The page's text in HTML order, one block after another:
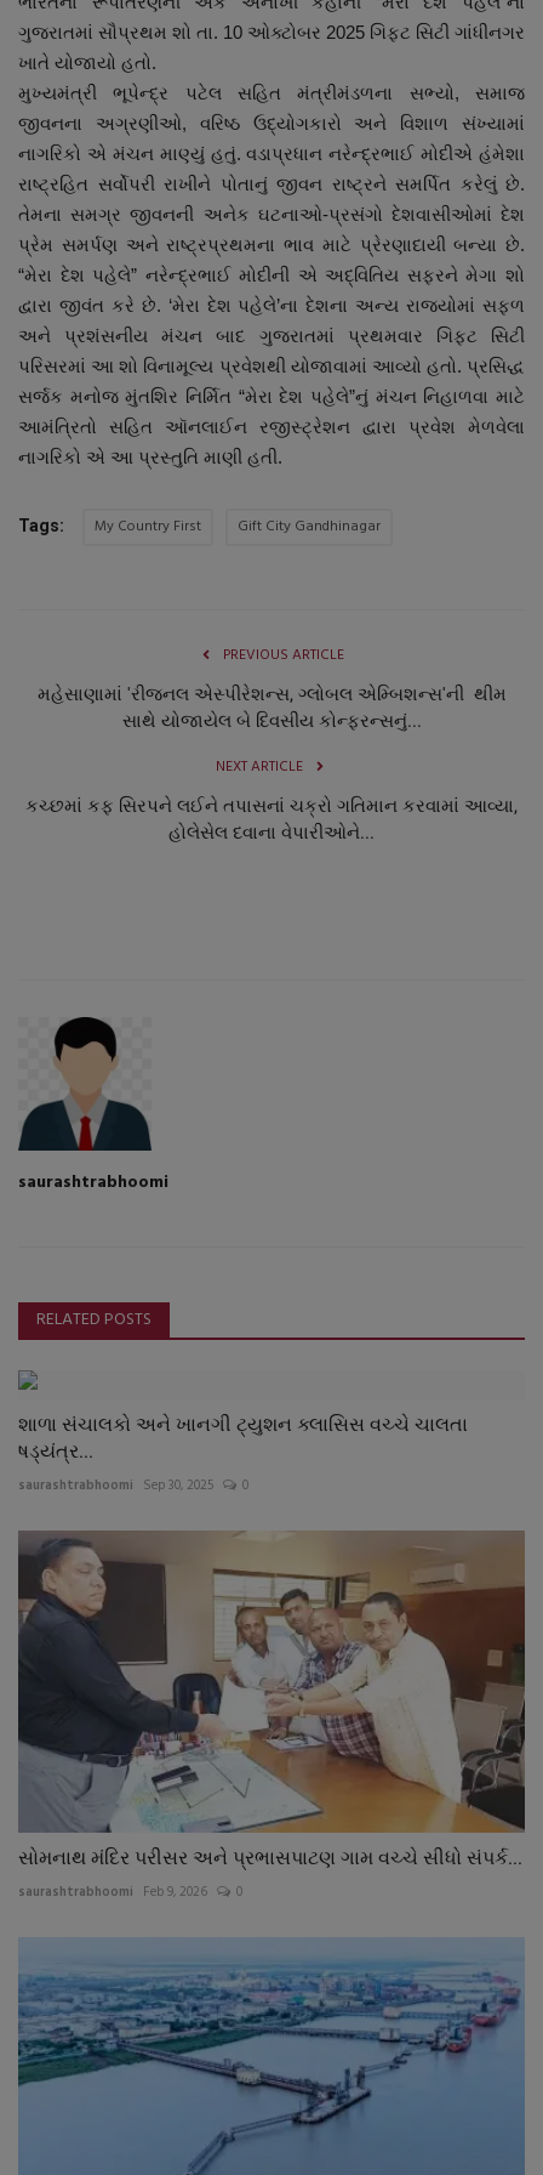
નાણાંકીય સમાચાર
સ્થાનિક સમાચાર
સ્પોર્ટ્સ
રાશિફળ
ગુનાખોરી
બોલિવૂડ
સ્વાસ્થ્ય
ગુજરાતમાં સૌપ્રથમ શો તા. 10 ઓક્ટોબર 2025 ગિફ્ટ સિટી ગાંધીનગર
ખાતે યોજાયો હતો.
મુખ્યમંત્રી ભૂપેન્દ્ર પટેલ સહિત મંત્રીમંડળના સભ્યો, સમાજ
જીવનના અગ્રણીઓ, વરિષ્ઠ ઉદ્યોગકારો અને વિશાળ સંખ્યામાં
નાગરિકો એ મંચન માણ્યું હતું. વડાપ્રધાન નરેન્દ્રભાઈ મોદીએ હંમેશા
રાષ્ટ્રહિત સર્વોપરી રાખીને પોતાનું જીવન રાષ્ટ્રને સમર્પિત કરેલું છે.
તેમના સમગ્ર જીવનની અનેક ઘટનાઓ-પ્રસંગો દેશવાસીઓમાં દેશ
પ્રેમ સમર્પણ અને રાષ્ટ્રપ્રથમના ભાવ માટે પ્રેરણાદાયી બન્યા છે.
“મેરા દેશ પહેલે” નરેન્દ્રભાઈ મોદીની એ અદ્વિતિય સફરને મેગા શો
દ્વારા જીવંત કરે છે. ‘મેરા દેશ પહેલે’ના દેશના અન્ય રાજ્યોમાં સફળ
અને પ્રશંસનીય મંચન બાદ ગુજરાતમાં પ્રથમવાર ગિફ્ટ સિટી
પરિસરમાં આ શો વિનામૂલ્ય પ્રવેશથી યોજાવામાં આવ્યો હતો. પ્રસિદ્ધ
સર્જક મનોજ મુંતશિર નિર્મિત “મેરા દેશ પહેલે”નું મંચન નિહાળવા માટે
આમંત્રિતો સહિત ઑનલાઈન રજીસ્ટ્રેશન દ્વારા પ્રવેશ મેળવેલા
નાગરિકો એ આ પ્રસ્તુતિ માણી હતી.
Tags: My Country First Gift City Gandhinagar
PREVIOUS ARTICLE
મહેસાણામાં 'રીજનલ એસ્પીરેશન્સ, ગ્લોબલ એમ્બિશન્સ'ની થીમ
સાથે યોજાયેલ બે દિવસીય કોન્ફરન્સનું...
NEXT ARTICLE
કચ્છમાં કફ સિરપને લઈને તપાસનાં ચક્રો ગતિમાન કરવામાં આવ્યા,
હોલેસેલ દવાના વેપારીઓને...
saurashtrabhoomi
RELATED POSTS
શાળા સંચાલકો અને ખાનગી ટ્યુશન ક્લાસિસ વચ્ચે ચાલતા
ષડ્યંત્ર...
saurashtrabhoomi Sep 30, 2025 0
સોમનાથ મંદિર પરીસર અને પ્રભાસપાટણ ગામ વચ્ચે સીધો સંપર્ક...
saurashtrabhoomi Feb 9, 2026 0